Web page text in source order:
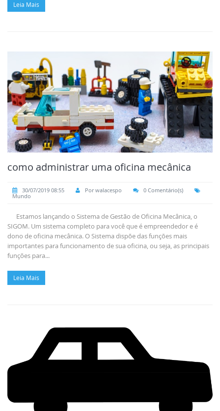
Leia Mais
como administrar uma oficina mecânica
30/07/2019 08:55 Por walacespo
0 Comentário(s)
Mundo
Estamos lançando o Sistema de Gestão de Oficina Mecânica, o
SIGOM. Um sistema completo para você que é empreendedor e é
dono de oficina mecânica. O Sistema dispõe das funções mais
importantes para funcionamento de sua oficina, ou seja, as principais
funções para...
Leia Mais